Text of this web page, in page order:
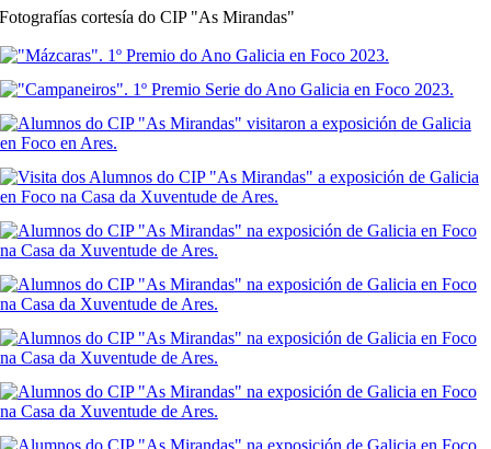
Fotografías cortesía do CIP "As Mirandas"